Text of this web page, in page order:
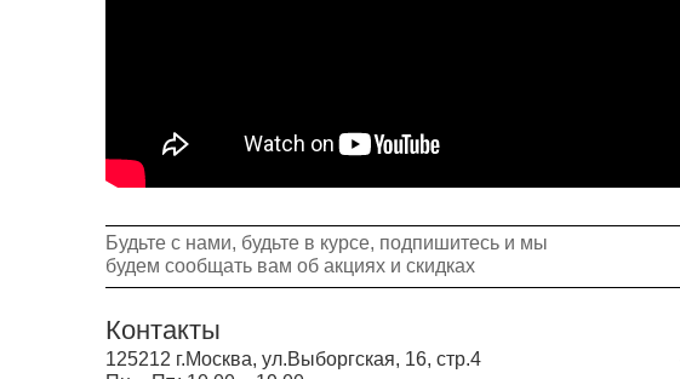
Будьте с нами, будьте в курсе, подпишитесь и мы
будем сообщать вам об акциях и скидках
Контакты
125212 г.Москва, ул.Выборгская, 16, стр.4